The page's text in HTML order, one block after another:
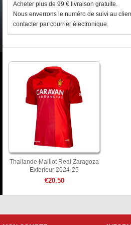
Acheter plus de 99 € livraison gratuite.
Nous enverrons le numéro de suivi au
contacter par courrier électronique.
Thailande Maillot Real Zaragoza
Exterieur 2024-25
€20.50